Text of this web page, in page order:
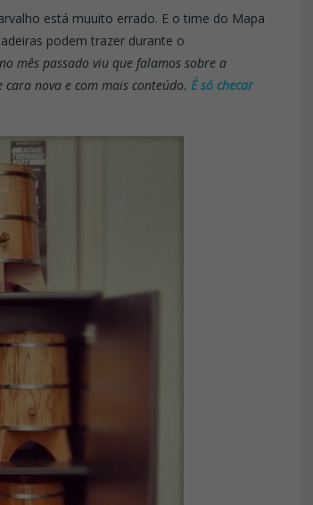
está muuito errado. E o time do Mapa
podem trazer durante o
mês passado viu que falamos sobre a
cara nova e com mais conteúdo. É só checar